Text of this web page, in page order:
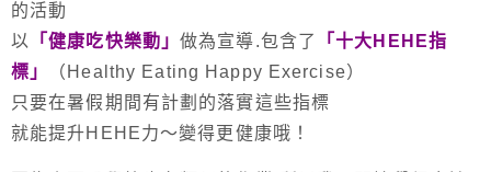
的活動
以
「健康吃快樂動」做為宣導.包含了
「十大HEHE指
標」
（Healthy Eating Happy Exercise）
只要在暑假期間有計劃的落實這些指標
就能提升HEHE力～變得更健康哦！